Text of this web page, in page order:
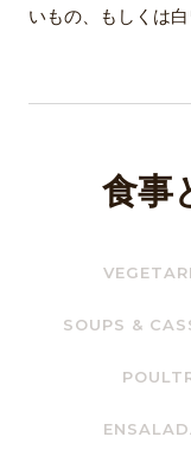
いもの、もしくは白
食事
SOUPS &